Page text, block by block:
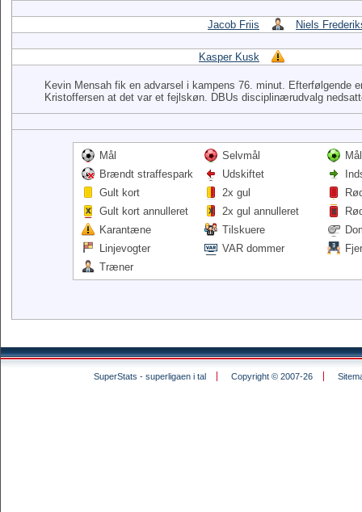
Jacob Friis Niels
Kasper Kusk
Kevin Mensah fik en advarsel i kampens 76. minut. Efterfølgende
Kristoffersen at det var et fejlskøn. DBUs disciplinærudvalg
Mål Selvmål
Brændt straffespark
Udskiftet
Gult kort
2x gul
Gult kort annulleret
2x gul annulleret
Karantæne
Tilskuere
Linjevogter
VAR dommer
Træner
SuperStats - superligaen i tal Copyright © 2007-26